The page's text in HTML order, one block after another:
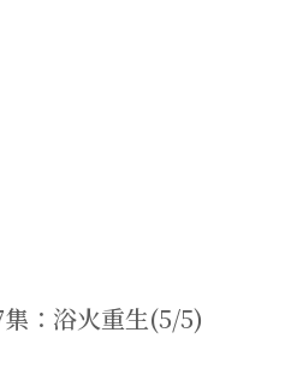
：浴火重生(5/5)